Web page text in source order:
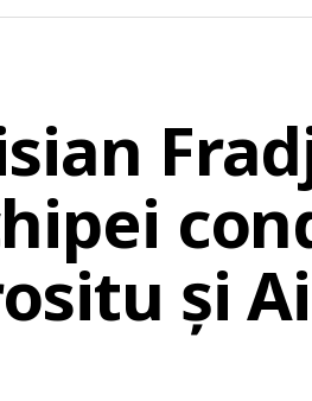
și